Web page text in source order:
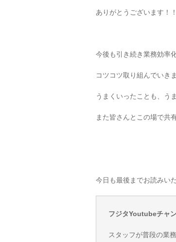
ありがとうございます！！
今後も引き続き業務効率
コツコツ取り組んでいきま
うまくいったことも、う
また皆さんとこの場で共
今日も最後までお読みい
フジタYoutubeチャ
スタッフが普段の業